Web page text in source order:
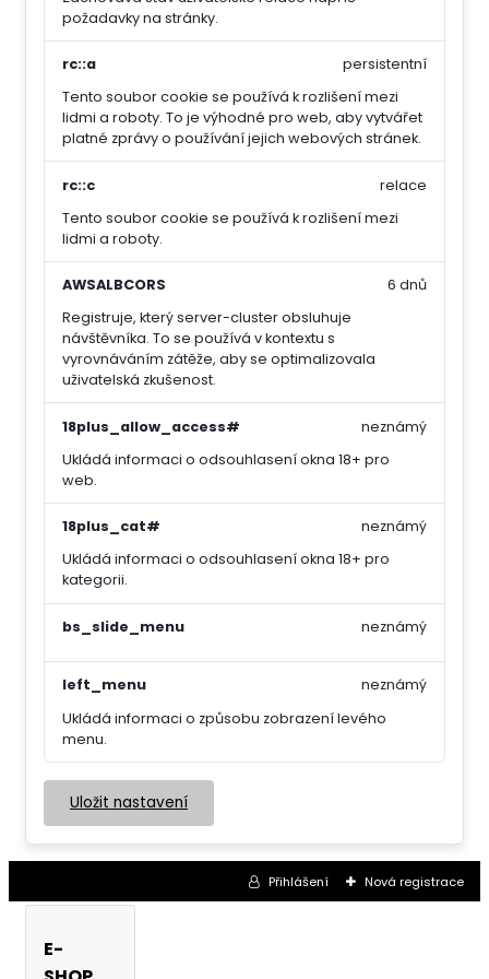
požadavky na stránky.
rc::a
Tento soubor cookie se používá k rozlišení mezi
lidmi a roboty. To je výhodné pro web, aby vytvářet
platné zprávy o používání jejich webových stránek.
persistentní
rc::c
Tento soubor cookie se používá k rozlišení mezi
lidmi a roboty.
relace
AWSALBCORS
Registruje, který server-cluster obsluhuje
návštěvníka. To se používá v kontextu s
vyrovnáváním zátěže, aby se optimalizovala
uživatelská zkušenost.
6 dnů
18plus_allow_access#
Ukládá informaci o odsouhlasení okna 18+ pro
web.
neznámý
18plus_cat#
Ukládá informaci o odsouhlasení okna 18+ pro
kategorii.
neznámý
bs_slide_menu neznámý
left_menu
Ukládá informaci o způsobu zobrazení levého
menu.
neznámý
Uložit nastavení
Přihlášení Nová registrace
E-